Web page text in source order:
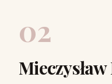
02